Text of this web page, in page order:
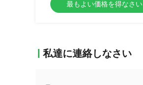
最もよい価格を得なさい
私達に連絡しなさい